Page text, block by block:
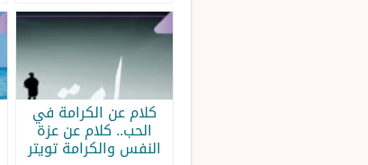
كلام عن الكرامة في
الحب.. كلام عن عزة
النفس والكرامة تويتر